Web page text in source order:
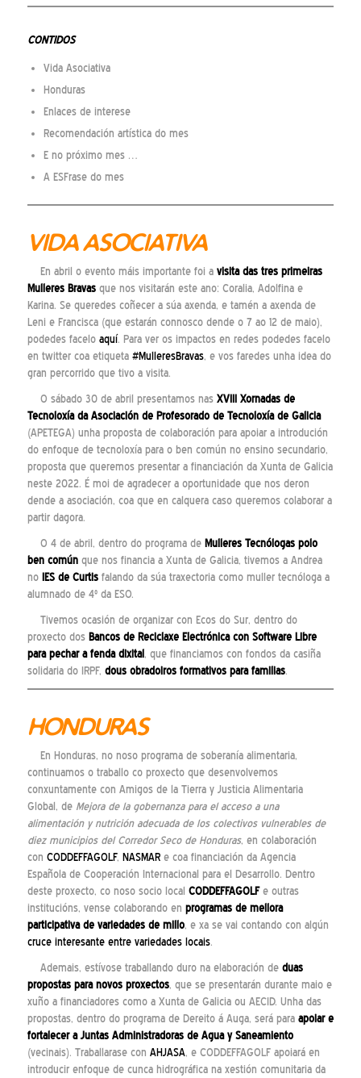
CONTIDOS
Vida Asociativa
Honduras
Enlaces de interese
Recomendación artística do mes
E no próximo mes …
A ESFrase do mes
VIDA ASOCIATIVA
En abril o evento máis importante foi avisita das tres primeiras
Mulleres Bravasque nos visitarán este ano: Coralia, Adolfina e
Karina. Se queredes coñecer a súa axenda, e tamén a axenda de
Leni e Francisca (que estarán connosco dende o 7 ao 12 de maio),
podedes facelo aquí. Para ver os impactos en redes podedes facelo
en twitter coa etiqueta #MulleresBravas, e vos faredes unha idea do
gran percorrido que tivo a visita.
O sábado 30 de abril presentamos nas XVIII Xornadas de
Tecnoloxía da Asociación de Profesorado de Tecnoloxía de Galicia
(APETEGA) unha proposta de colaboración para apoiar a introdución
do enfoque de tecnoloxía para o ben común no ensino secundario,
proposta que queremos presentar a financiación da Xunta de Galicia
neste 2022. É moi de agradecer a oportunidade que nos deron
dende a asociación, coa que en calquera caso queremos colaborar a
partir dagora.
O 4 de abril, dentro do programa de Mulleres Tecnólogas polo
ben comúnque nos financia a Xunta de Galicia, tivemos a Andrea
noIES de Curtisfalando da súa traxectoria como muller tecnóloga a
alumnado de 4º da ESO.
Tivemos ocasión de organizar con Ecos do Sur, dentro do
proxecto dos Bancos de Reciclaxe Electrónica con Software Libre
para pechar a fenda dixital, que financiamos con fondos da casiña
solidaria do IRPF, dous obradoirosformativos para familias.
HONDURAS
En Honduras, no noso programa de soberanía alimentaria,
continuamos o traballo co proxecto que desenvolvemos
conxuntamente con Amigos de la Tierra y Justicia Alimentaria
Global, de Mejora de la gobernanza para el acceso a una
alimentación y nutrición adecuada de los colectivos vulnerables de
diez municipios del Corredor Seco de Honduras, en colaboración
con CODDEFFAGOLF, NASMARe coa financiación da Agencia
Española de Cooperación Internacional para el Desarrollo. Dentro
deste proxecto, co noso socio local CODDEFFAGOLFe outras
institucións, vense colaborando en programas de mellora
participativa de variedades de millo, e xa se vai contando con algún
cruce interesante entre variedades locais.
Ademais, estívose traballando duro na elaboración de duas
propostas para novos proxectos, que se presentarán durante maio e
xuño a financiadores como a Xunta de Galicia ou AECID. Unha das
propostas, dentro do programa de Dereito á Auga, será paraapoiar e
fortalecer a Juntas Administradoras de Agua y Saneamiento
(vecinais). Traballarase con AHJASA, e CODDEFFAGOLF apoiará en
introducir enfoque de cunca hidrográfica na xestión comunitaria da